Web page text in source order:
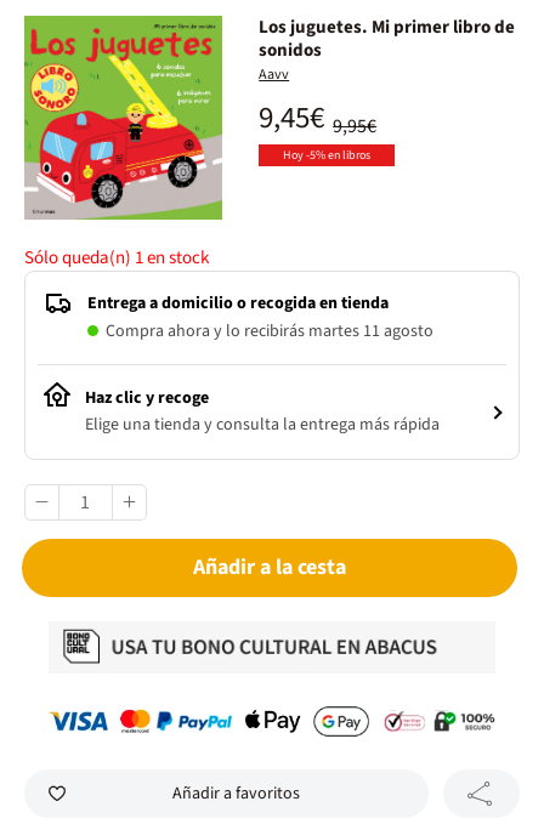
Los juguetes. Mi primer libro de
sonidos
Aavv
9,95€
9,45€
Hoy -5% en libros
Sólo queda(n) 1en stock
Entrega a domicilio o recogida en tienda
Compra ahora y lo recibirás martes 11 agosto
Haz clic y recoge
Elige una tienda y consulta la entrega más rápida
Añadir a la cesta
Añadir a favoritos